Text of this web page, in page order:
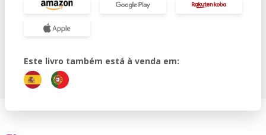
Este livro também está à venda em: